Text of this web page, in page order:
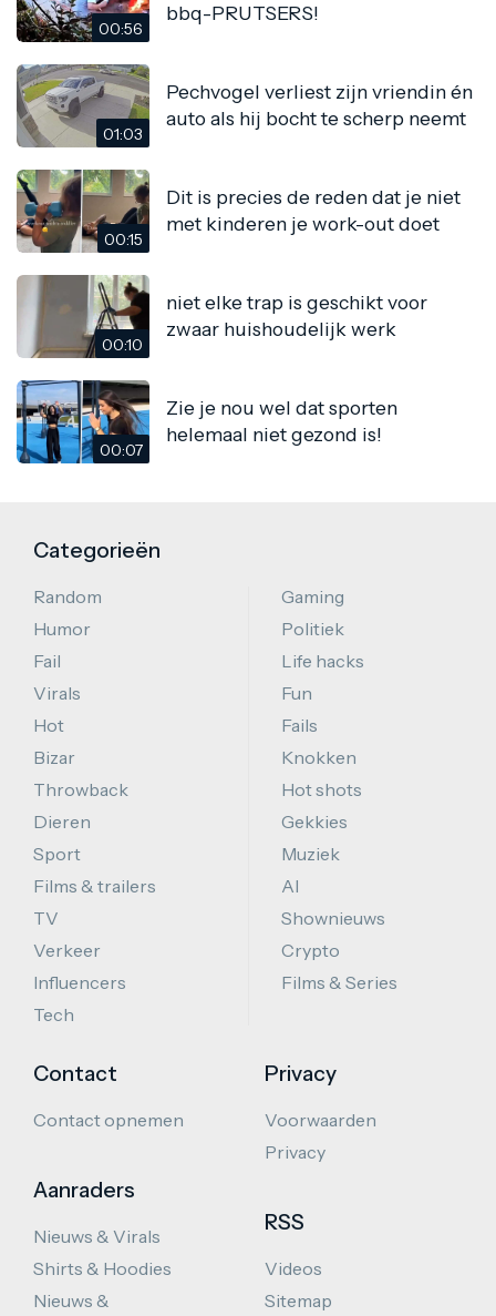
00:56
bbq-PRUTSERS!
01:03
Pechvogel verliest zijn vriendin én
auto als hij bocht te scherp neemt
00:15
Dit is precies de reden dat je niet
met kinderen je work-out doet
00:10
niet elke trap is geschikt voor
zwaar huishoudelijk werk
00:07
Zie je nou wel dat sporten
helemaal niet gezond is!
Categorieën
Random
Humor
Fail
Virals
Hot
Bizar
Throwback
Dieren
Sport
Films & trailers
TV
Verkeer
Influencers
Tech
Gaming
Politiek
Life hacks
Fun
Fails
Knokken
Hot shots
Gekkies
Muziek
AI
Shownieuws
Crypto
Films & Series
Contact
Contact opnemen
Aanraders
Nieuws & Virals
Shirts & Hoodies
Nieuws &
Privacy
Voorwaarden
Privacy
RSS
Videos
Sitemap